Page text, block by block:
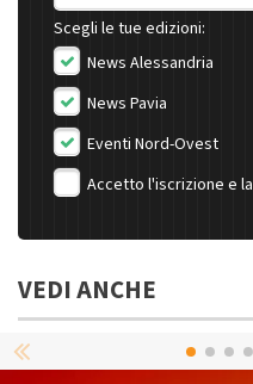
Scegli le tue edizioni:
News Alessandria
News Pavia
Eventi Nord-Ovest
Accetto l'iscrizione e la
VEDI ANCHE